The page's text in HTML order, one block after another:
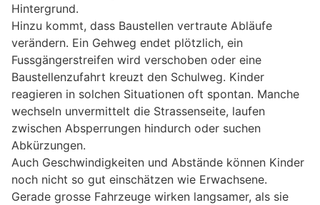
Hintergrund.
Hinzu kommt, dass Baustellen vertraute Abläufe
verändern. Ein Gehweg endet plötzlich, ein
Fussgängerstreifen wird verschoben oder eine
Baustellenzufahrt kreuzt den Schulweg. Kinder
reagieren in solchen Situationen oft spontan. Manche
wechseln unvermittelt die Strassenseite, laufen
zwischen Absperrungen hindurch oder suchen
Abkürzungen.
Auch Geschwindigkeiten und Abstände können Kinder
noch nicht so gut einschätzen wie Erwachsene.
Gerade grosse Fahrzeuge wirken langsamer, als sie